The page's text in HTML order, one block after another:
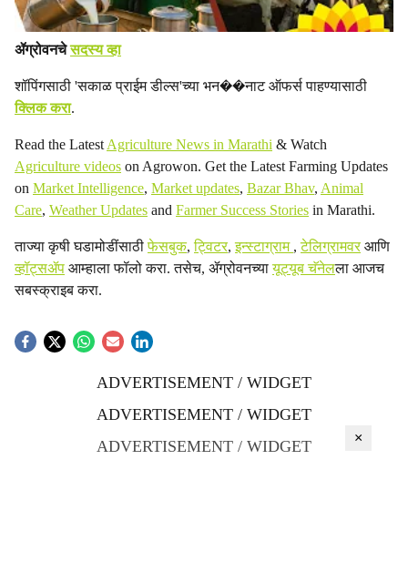
ॲग्रोवनचेसदस्य व्हा
शॉपिंगसाठी 'सकाळ प्राईम डील्स'च्या भन��नाट ऑफर्स पाहण्यासाठी
क्लिक करा.
Read the Latest Agriculture News in Marathi & Watch
Agriculture videos on Agrowon. Get the Latest Farming Updates
on Market Intelligence, Market updates, Bazar Bhav, Animal
Care, Weather Updates and Farmer Success Stories in Marathi.
ताज्या कृषी घडामोडींसाठीफेसबुक,ट्विटर,इन्स्टाग्राम ,टेलिग्रामवरआणि
व्हॉट्सॲप आम्हाला फॉलो करा. तसेच, ॲग्रोवनच्यायूट्यूब चॅनेलला आजच
सबस्क्राइब करा.
ADVERTISEMENT / WIDGET
ADVERTISEMENT / WIDGET
ADVERTISEMENT / WIDGET
×